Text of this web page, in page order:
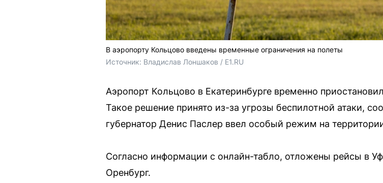
В аэропорту Кольцово введены временные ограничения на полеты
Источник: Владислав Лоншаков / E1.RU
Аэропорт Кольцово в Екатеринбурге временно
Такое решение принято из-за угрозы беспилотной атаки,
губернатор Денис Паслер ввел особый режим на
Согласно информации с онлайн-табло, отложены рейсы в
Оренбург.